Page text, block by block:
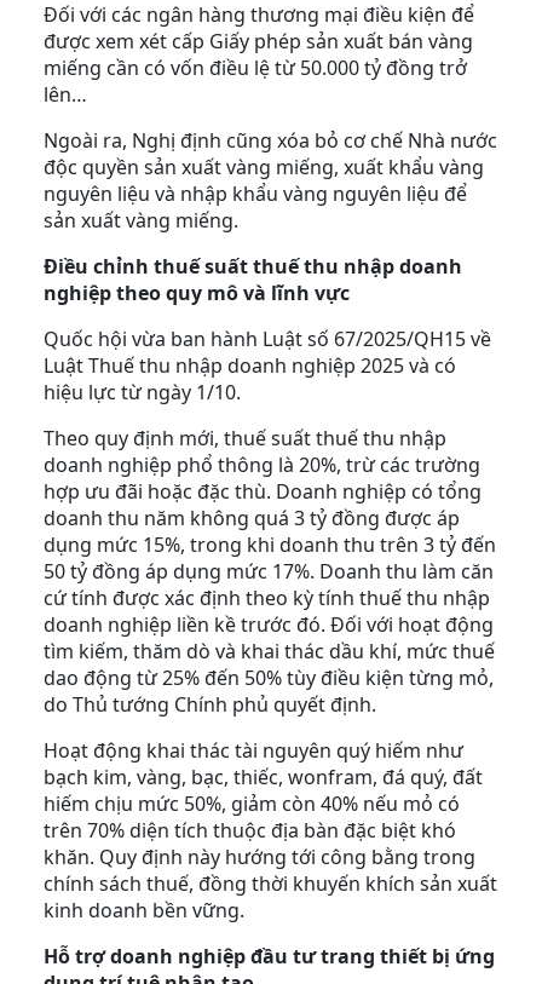
Đối với các ngân hàng thương mại điều kiện để
được xem xét cấp Giấy phép sản xuất bán vàng
miếng cần có vốn điều lệ từ 50.000 tỷ đồng trở
lên…
Ngoài ra, Nghị định cũng xóa bỏ cơ chế Nhà nước
độc quyền sản xuất vàng miếng, xuất khẩu vàng
nguyên liệu và nhập khẩu vàng nguyên liệu để
sản xuất vàng miếng.
Điều chỉnh thuế suất thuế thu nhập doanh
nghiệp theo quy mô và lĩnh vực
Quốc hội vừa ban hành Luật số 67/2025/QH15 về
Luật Thuế thu nhập doanh nghiệp 2025 và có
hiệu lực từ ngày 1/10.
Theo quy định mới, thuế suất thuế thu nhập
doanh nghiệp phổ thông là 20%, trừ các trường
hợp ưu đãi hoặc đặc thù. Doanh nghiệp có tổng
doanh thu năm không quá 3 tỷ đồng được áp
dụng mức 15%, trong khi doanh thu trên 3 tỷ đến
50 tỷ đồng áp dụng mức 17%. Doanh thu làm căn
cứ tính được xác định theo kỳ tính thuế thu nhập
doanh nghiệp liền kề trước đó. Đối với hoạt động
tìm kiếm, thăm dò và khai thác dầu khí, mức thuế
dao động từ 25% đến 50% tùy điều kiện từng mỏ,
do Thủ tướng Chính phủ quyết định.
Hoạt động khai thác tài nguyên quý hiếm như
bạch kim, vàng, bạc, thiếc, wonfram, đá quý, đất
hiếm chịu mức 50%, giảm còn 40% nếu mỏ có
trên 70% diện tích thuộc địa bàn đặc biệt khó
khăn. Quy định này hướng tới công bằng trong
chính sách thuế, đồng thời khuyến khích sản xuất
kinh doanh bền vững.
Hỗ trợ doanh nghiệp đầu tư trang thiết bị ứng